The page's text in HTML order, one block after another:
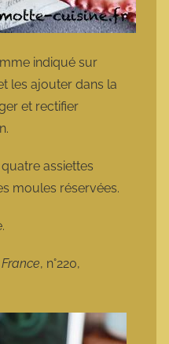
indiqué sur
les ajouter dans la
et rectifier
assiettes
moules réservées.
, n°220,